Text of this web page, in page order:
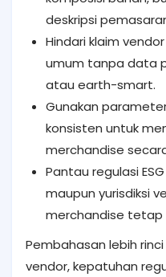
deskripsi
Hindari klaim
umum tanpa data
atau earth-smart.
Gunakan
konsisten untuk
merchandise
Pantau regulasi
maupun yurisdiksi
merchandise tetap
Pembahasan lebih
vendor, kepatuhan